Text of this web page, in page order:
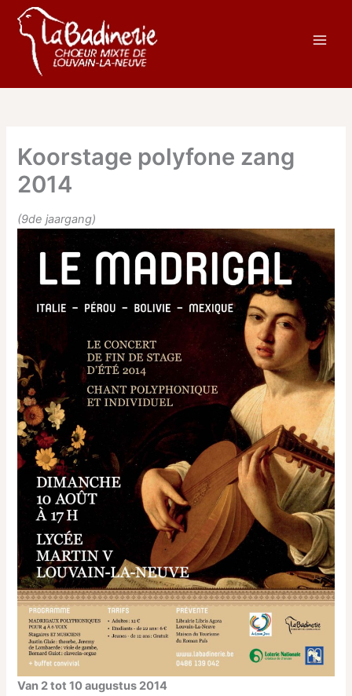
contenu
Koorstage polyfone zang
2014
(9de jaargang)
Van 2 tot 10 augustus 2014